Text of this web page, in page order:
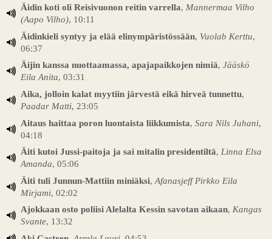
Äidin koti oli Reisivuonon reitin varrella, Mannermaa Vilho
(Aapo Vilho), 10:11
Äidinkieli syntyy ja elää elinympäristössään, Vuolab Kerttu,
06:37
Äijin kanssa nuottaamassa, apajapaikkojen nimiä, Jääskö
Eila Anita, 03:31
Aika, jolloin kalat myytiin järvestä eikä hirveä tunnettu,
Paadar Matti, 23:05
Aitaus haittaa poron luontaista liikkumista, Sara Nils Juhani,
04:18
Äiti kutoi Jussi-paitoja ja sai mitalin presidentiltä, Linna Elsa
Amanda, 05:06
Äiti tuli Junnun-Mattiin miniäksi, Afanasjeff Pirkko Eila
Mirjami, 02:02
Ajokkaan osto poliisi Alelalta Kessin savotan aikaan, Kangas
Svante, 13:32